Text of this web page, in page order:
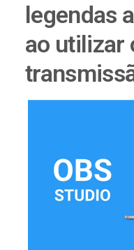
legendas
ao utilizar